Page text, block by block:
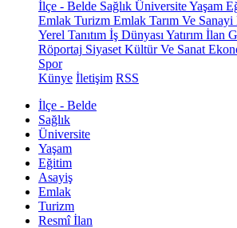
İlçe - Belde Sağlık ÜniversiteYaşam
Emlak Turizm Emlak Tarım Ve Sanayi
Yerel Tanıtım İş Dünyası Yatırım İlan
Röportaj Siyaset Kültür Ve Sanat
Spor
Künye İletişim RSS
İlçe - Belde
Sağlık
Üniversite
Yaşam
Eğitim
Asayiş
Emlak
Turizm
Resmî İlan